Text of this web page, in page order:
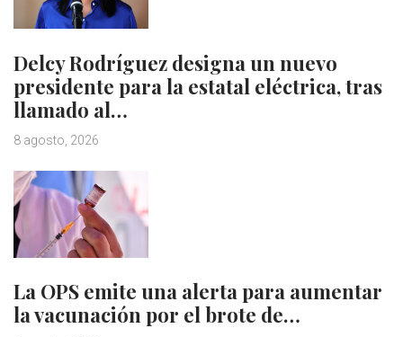
Delcy Rodríguez designa un nuevo
presidente para la estatal eléctrica, tras
llamado al…
8 agosto, 2026
La OPS emite una alerta para aumentar
la vacunación por el brote de…